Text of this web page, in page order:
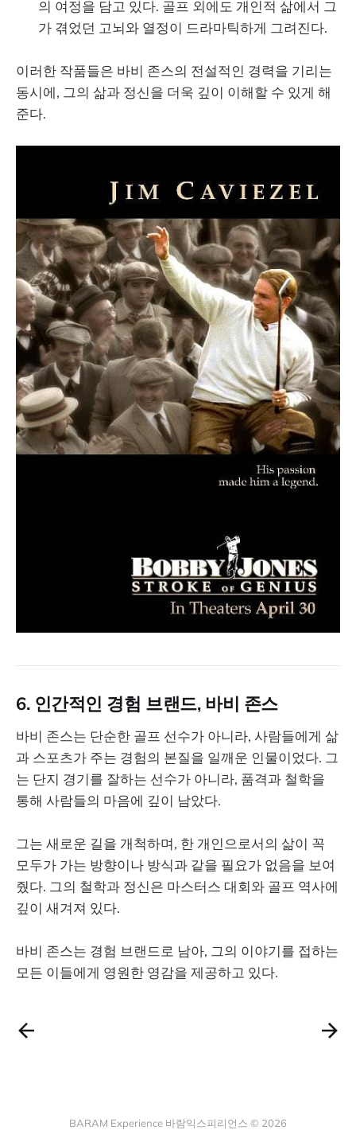
의 여정을 담고 있다. 골프 외에도 개인적 삶에서 그
가 겪었던 고뇌와 열정이 드라마틱하게 그려진다.
이러한 작품들은 바비 존스의 전설적인 경력을 기리는
동시에, 그의 삶과 정신을 더욱 깊이 이해할 수 있게 해
준다.
6. 인간적인 경험 브랜드, 바비 존스
바비 존스는 단순한 골프 선수가 아니라, 사람들에게 삶
과 스포츠가 주는 경험의 본질을 일깨운 인물이었다. 그
는 단지 경기를 잘하는 선수가 아니라, 품격과 철학을
통해 사람들의 마음에 깊이 남았다.
그는 새로운 길을 개척하며, 한 개인으로서의 삶이 꼭
모두가 가는 방향이나 방식과 같을 필요가 없음을 보여
줬다. 그의 철학과 정신은 마스터스 대회와 골프 역사에
깊이 새겨져 있다.
바비 존스는 경험 브랜드로 남아, 그의 이야기를 접하는
모든 이들에게 영원한 영감을 제공하고 있다.
BARAM Experience 바람익스피리언스 © 2026